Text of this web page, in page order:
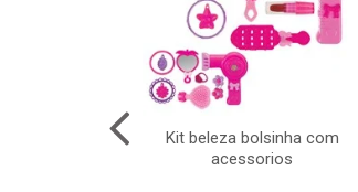
Kit beleza bolsinha com
acessorios